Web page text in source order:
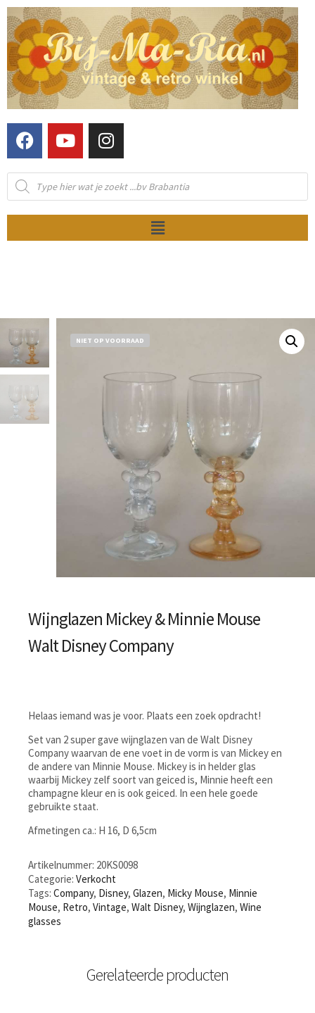
NIET OP VOORRAAD
Wijnglazen Mickey & Minnie Mouse
Walt Disney Company
Helaas iemand was je voor. Plaats een zoek opdracht!
Set van 2 super gave wijnglazen van de Walt Disney
Company waarvan de ene voet in de vorm is van Mickey en
de andere van Minnie Mouse. Mickey is in helder glas
waarbij Mickey zelf soort van geiced is, Minnie heeft een
champagne kleur en is ook geiced. In een hele goede
gebruikte staat.
Afmetingen ca.: H 16, D 6,5cm
Artikelnummer: 20KS0098
Categorie: Verkocht
Tags: Company, Disney, Glazen, Micky Mouse, Minnie
Mouse, Retro, Vintage, Walt Disney, Wijnglazen, Wine
glasses
Gerelateerde producten